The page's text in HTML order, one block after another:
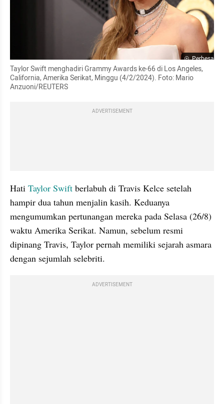
Perbesar
Taylor Swift menghadiri Grammy Awards ke-66 di Los Angeles,
California, Amerika Serikat, Minggu (4/2/2024). Foto: Mario
Anzuoni/REUTERS
ADVERTISEMENT
Hati Taylor Swift berlabuh di Travis Kelce setelah
hampir dua tahun menjalin kasih. Keduanya
mengumumkan pertunangan mereka pada Selasa (26/8)
waktu Amerika Serikat. Namun, sebelum resmi
dipinang Travis, Taylor pernah memiliki sejarah asmara
dengan sejumlah selebriti.
ADVERTISEMENT